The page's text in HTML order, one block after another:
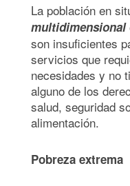
La población en
multidimensional
son insuficientes
servicios que
necesidades y no
alguno de los
salud, seguridad
alimentación.
Pobreza extrema